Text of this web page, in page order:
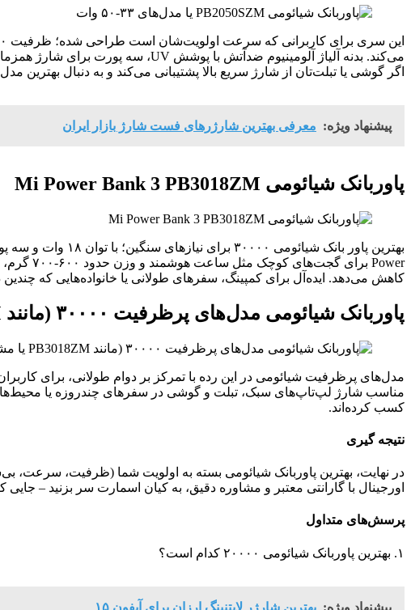
اگر گوشی یا تبلت‌تان از شارژ سریع بالا پشتیبانی می‌کند و به دنبال بهترین مدل پاوربانک شیائومی ۲۰۰۰۰ با تمرکز بر سرعت هستید،
پیشنهاد ویژه: معرفی بهترین شارژرهای فست شارژ بازار ایران
پاوربانک شیائومی Mi Power Bank 3 PB3018ZM
کاهش می‌دهد. ایده‌آل برای کمپینگ، سفرهای طولانی یا خانواده‌هایی که
پاوربانک شیائومی مدل‌های پرظرفیت ۳۰۰۰۰ (مانند PB3018ZM یا مشابه)
مناسب شارژ لپ‌تاپ‌های سبک، تبلت و گوشی در سفرهای چندروزه یا محیط‌های
کسب کرده‌اند.
نتیجه‌ گیری
در نهایت، بهترین پاوربانک شیائومی بسته به اولویت شما (ظرفیت، سرعت،
اورجینال با گارانتی معتبر و مشاوره دقیق، به کیان اسمارت سر بزنید –
پرسش‌های متداول
۱. بهترین پاوربانک شیائومی ۲۰۰۰۰ کدام است؟
پیشنهاد ویژه: بهترین شارژر لایتنینگ ارزان برای آیفون ۱۵